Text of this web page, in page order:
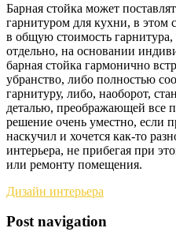
Барная стойка может
гарнитуром для кухни, в этом
в общую стоимость
отдельно, на основании
барная стойка гармонично
убранство, либо полностью
гарнитуру, либо, наоборот,
деталью, преображающей все
решение очень уместно, если
наскучил и хочется как-то
интерьера, не прибегая при
или ремонту помещения.
Дизайн интерьера
Post navigation